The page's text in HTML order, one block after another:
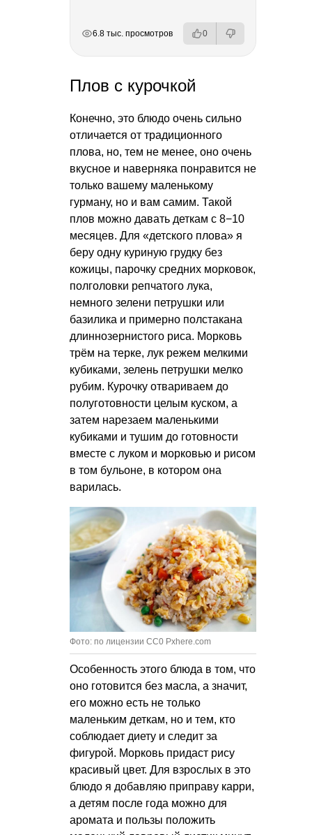
6.8 тыс. просмотров 0
Плов с курочкой
Конечно, это блюдо очень сильно
отличается от традиционного
плова, но, тем не менее, оно очень
вкусное и наверняка понравится не
только вашему маленькому
гурману, но и вам самим. Такой
плов можно давать деткам с 8−10
месяцев. Для «детского плова» я
беру одну куриную грудку без
кожицы, парочку средних морковок,
полголовки репчатого лука,
немного зелени петрушки или
базилика и примерно полстакана
длиннозернистого риса. Морковь
трём на терке, лук режем мелкими
кубиками, зелень петрушки мелко
рубим. Курочку отвариваем до
полуготовности целым куском, а
затем нарезаем маленькими
кубиками и тушим до готовности
вместе с луком и морковью и рисом
в том бульоне, в котором она
варилась.
Фото: по лицензии CC0 Pxhere.com
Особенность этого блюда в том, что
оно готовится без масла, а значит,
его можно есть не только
маленьким деткам, но и тем, кто
соблюдает диету и следит за
фигурой. Морковь придаст рису
красивый цвет. Для взрослых в это
блюдо я добавляю приправу карри,
а детям после года можно для
аромата и пользы положить